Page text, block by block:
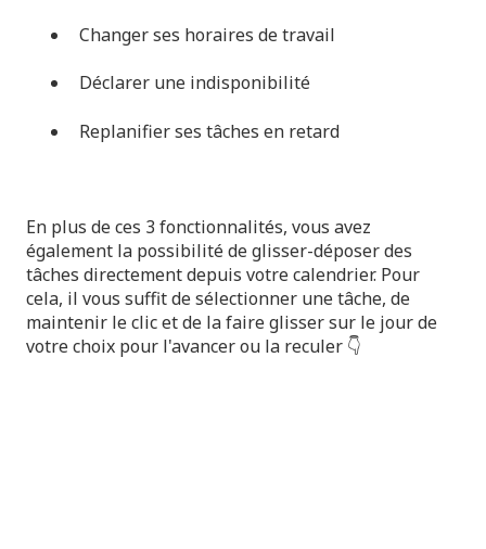
Changer ses horaires de travail
Déclarer une indisponibilité
Replanifier ses tâches en retard
En plus de ces 3 fonctionnalités, vous avez
également la possibilité de glisser-déposer des
tâches directement depuis votre calendrier. Pour
cela, il vous suffit de sélectionner une tâche, de
maintenir le clic et de la faire glisser sur le jour de
votre choix pour l'avancer ou la reculer 👇